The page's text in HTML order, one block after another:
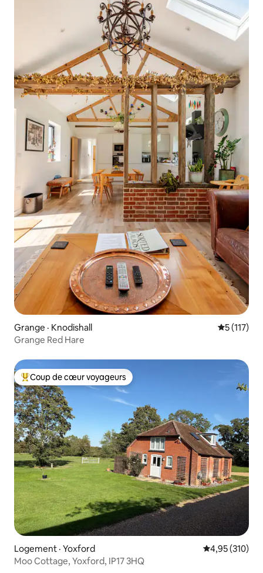
Grange · Knodishall Note
5 (117)
Grange Red Hare
Coup de cœur voyageurs parmi les plus aimés
Coup de cœur voyageurs
Logement · Yoxford Note
4,95 (310)
Moo Cottage, Yoxford, IP17 3HQ